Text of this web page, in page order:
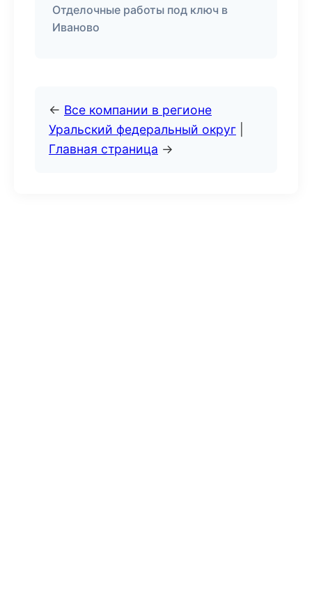
Отделочные работы под ключ в
Иваново
← Все компании в регионе
Уральский федеральный округ
Главная страница →